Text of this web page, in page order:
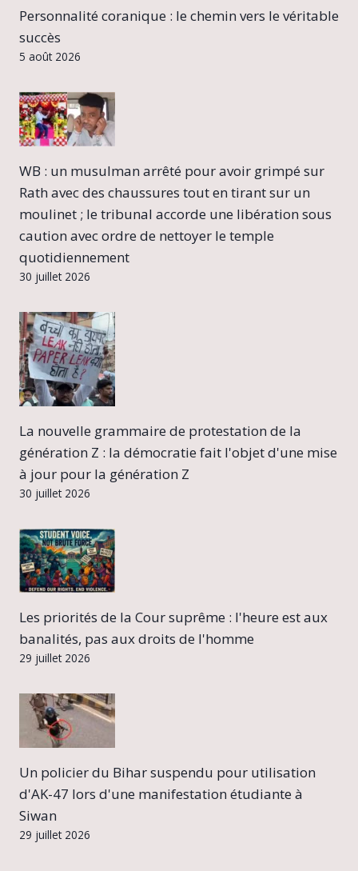
Personnalité coranique : le chemin vers le véritable
succès
5 août 2026
WB : un musulman arrêté pour avoir grimpé sur
Rath avec des chaussures tout en tirant sur un
moulinet ; le tribunal accorde une libération sous
caution avec ordre de nettoyer le temple
quotidiennement
30 juillet 2026
La nouvelle grammaire de protestation de la
génération Z : la démocratie fait l'objet d'une mise
à jour pour la génération Z
30 juillet 2026
Les priorités de la Cour suprême : l'heure est aux
banalités, pas aux droits de l'homme
29 juillet 2026
Un policier du Bihar suspendu pour utilisation
d'AK-47 lors d'une manifestation étudiante à
Siwan
29 juillet 2026